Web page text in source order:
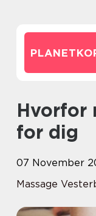
Hvorfor massage er godt
for dig
07 November
Massage